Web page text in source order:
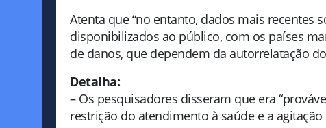
Atenta que “no entanto, dados mais recentes
disponibilizados ao público, com os países
de danos, que dependem da autorrelatação
Detalha:
– Os pesquisadores disseram que era
restrição do atendimento à saúde e a